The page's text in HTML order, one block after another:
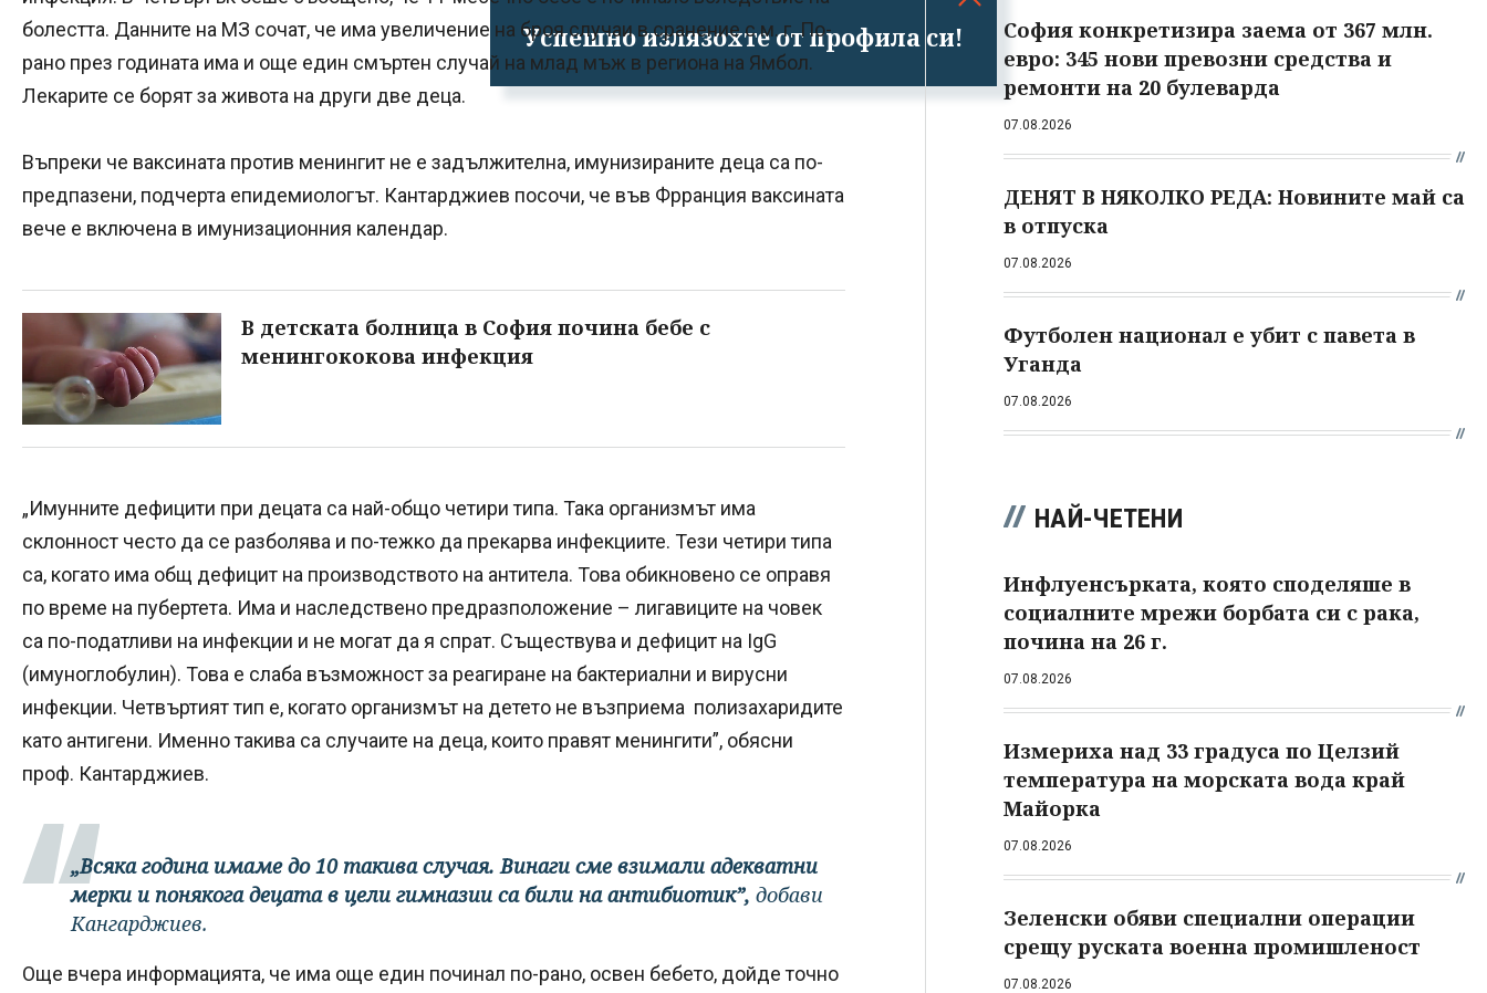
Успешно излязохте от профила си!
болестта. Данните на МЗ сочат, че има увеличение на броя случаи в сранение с м. г. По-
рано през годината има и още един смъртен случай на млад мъж в региона на Ямбол.
Лекарите се борят за живота на други две деца.
Въпреки че ваксината против менингит не е задължителна, имунизираните деца са по-
предпазени, подчерта епидемиологът. Кантарджиев посочи, че във Фрранция ваксината
вече е включена в имунизационния календар.
В детската болница в София почина бебе с
менингококова инфекция
„Имунните дефицити при децата са най-общо четири типа. Така организмът има
склонност често да се разболява и по-тежко да прекарва инфекциите. Тези четири типа
са, когато има общ дефицит на производството на антитела. Това обикновено се оправя
по време на пубертета. Има и наследствено предразположение – лигавиците на човек
са по-податливи на инфекции и не могат да я спрат. Съществува и дефицит на IgG
(имуноглобулин). Това е слаба възможност за реагиране на бактериални и вирусни
инфекции. Четвъртият тип е, когато организмът на детето не възприема полизахаридите
като антигени. Именно такива са случаите на деца, които правят менингити”, обясни
проф. Кантарджиев.
„Всяка година имаме до 10 такива случая. Винаги сме взимали адекватни
мерки и понякога децата в цели гимназии са били на антибиотик”, добави
Кангарджиев.
Още вчера информацията, че има още един починал по-рано, освен бебето, дойде точно
София конкретизира заема от 367 млн.
евро: 345 нови превозни средства и
ремонти на 20 булеварда
07.08.2026
ДЕНЯТ В НЯКОЛКО РЕДА: Новините май са
в отпуска
07.08.2026
Футболен национал е убит с павета в
Уганда
07.08.2026
НАЙ-ЧЕТЕНИ
Инфлуенсърката, която споделяше в
социалните мрежи борбата си с рака,
почина на 26 г.
07.08.2026
Измериха над 33 градуса по Целзий
температура на морската вода край
Майорка
07.08.2026
Зеленски обяви специални операции
срещу руската военна промишленост
07.08.2026